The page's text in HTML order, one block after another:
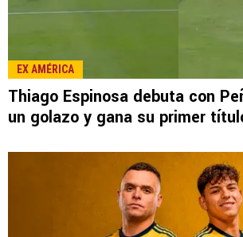
EX AMÉRICA
Thiago Espinosa debuta con
un golazo y gana su primer